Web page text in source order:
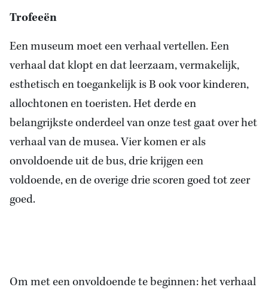
Trofeeën
Een museum moet een verhaal vertellen. Een
verhaal dat klopt en dat leerzaam, vermakelijk,
esthetisch en toegankelijk is B ook voor kinderen,
allochtonen en toeristen. Het derde en
belangrijkste onderdeel van onze test gaat over het
verhaal van de musea. Vier komen er als
onvoldoende uit de bus, drie krijgen een
voldoende, en de overige drie scoren goed tot zeer
goed.
Om met een onvoldoende te beginnen: het verhaal